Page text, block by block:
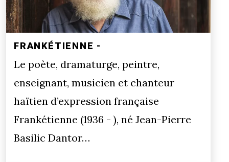
FRANKÉTIENNE -
Le poète, dramaturge, peintre,
enseignant, musicien et chanteur
haïtien d’expression française
Frankétienne (1936 - ), né Jean-Pierre
Basilic Dantor…